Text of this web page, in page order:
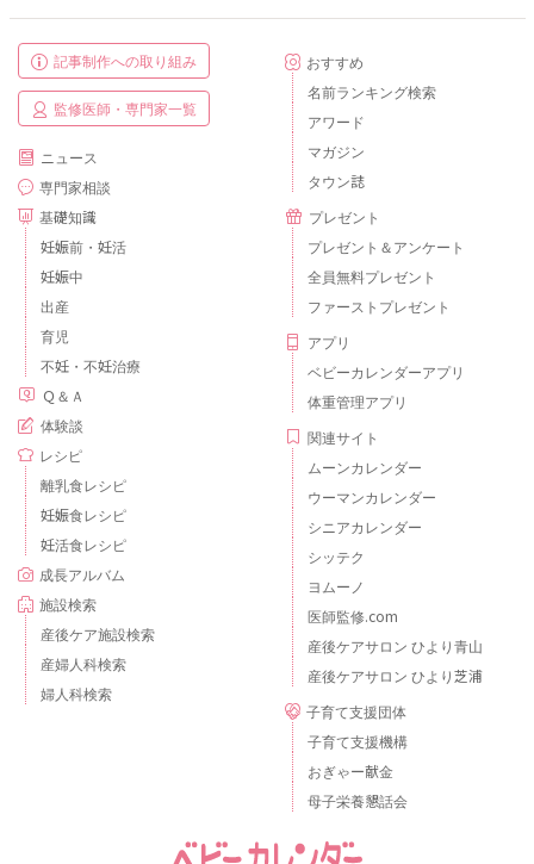
記事制作への取り組み
監修医師・専門家一覧
ニュース
専門家相談
基礎知識
妊娠前・妊活
妊娠中
出産
育児
不妊・不妊治療
Ｑ＆Ａ
体験談
レシピ
離乳食レシピ
妊娠食レシピ
妊活食レシピ
成長アルバム
施設検索
産後ケア施設検索
産婦人科検索
婦人科検索
おすすめ
名前ランキング検索
アワード
マガジン
タウン誌
プレゼント
プレゼント＆アンケート
全員無料プレゼント
ファーストプレゼント
アプリ
ベビーカレンダーアプリ
体重管理アプリ
関連サイト
ムーンカレンダー
ウーマンカレンダー
シニアカレンダー
シッテク
ヨムーノ
医師監修.com
産後ケアサロン ひより青山
産後ケアサロン ひより芝浦
子育て支援団体
子育て支援機構
おぎゃー献金
母子栄養懇話会